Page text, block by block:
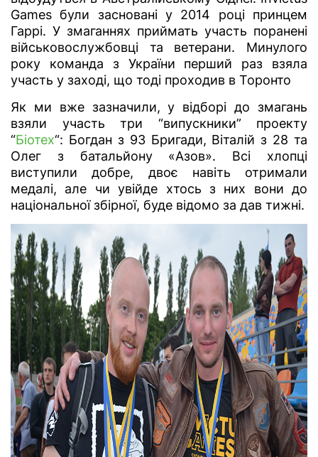
Games були засновані у 2014 році принцем
Гаррі. У змаганнях приймать участь поранені
військовослужбовці та ветерани. Минулого
року команда з України перший раз взяла
участь у заході, що тоді проходив в Торонто
Як ми вже зазначили, у відборі до змагань
взяли участь три “випускники” проекту
“Біотех“: Богдан з 93 Бригади, Віталій з 28 та
Олег з батальйону «Азов». Всі хлопці
виступили добре, двоє навіть отримали
медалі, але чи увійде хтось з них вони до
національної збірної, буде відомо за дав тижні.